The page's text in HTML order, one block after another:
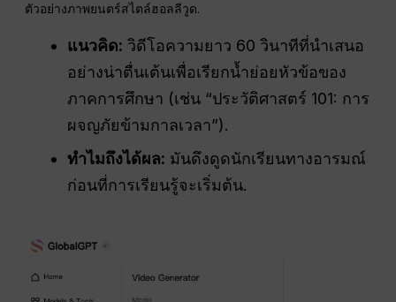
ตัวอย่างภาพยนตร์สไตล์ฮอลลีวูด.
แนวคิด: วิดีโอความยาว 60 วินาทีที่นำเสนอ
อย่างน่าตื่นเต้นเพื่อเรียกน้ำย่อยหัวข้อของ
ภาคการศึกษา (เช่น “ประวัติศาสตร์ 101: การ
ผจญภัยข้ามกาลเวลา”).
ทำไมถึงได้ผล: มันดึงดูดนักเรียนทางอารมณ์
ก่อนที่การเรียนรู้จะเริ่มต้น.